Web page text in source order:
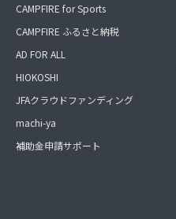
CAMPFIRE for Sports
CAMPFIRE ふるさと納税
AD FOR ALL
HIOKOSHI
JFAクラウドファンディング
machi-ya
補助金申請サポート